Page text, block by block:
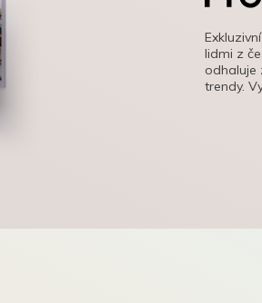
lidmi z
odhaluje
trendy.